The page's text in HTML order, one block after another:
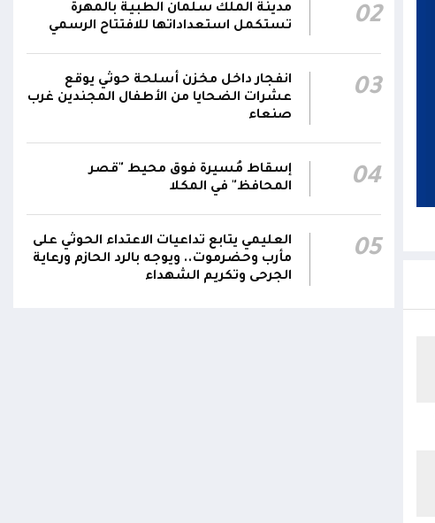
02
مدينة الملك سلمان الطبية بالمهرة
تستكمل استعداداتها للافتتاح الرسمي
03
انفجار داخل مخزن أسلحة حوثي يوقع
عشرات الضحايا من الأطفال المجندين غرب
صنعاء
04
إسقاط مُسيرة فوق محيط "قصر
المحافظ" في المكلا
05
العليمي يتابع تداعيات الاعتداء الحوثي على
مأرب وحضرموت.. ويوجه بالرد الحازم ورعاية
الجرحى وتكريم الشهداء